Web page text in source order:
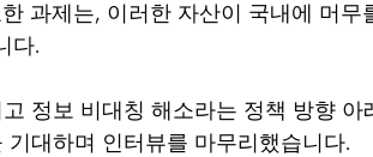
과제는, 이러한 자산이 국내에 머무
다.
정보 비대칭 해소라는 정책 방향 아
대하며 인터뷰를 마무리했습니다.